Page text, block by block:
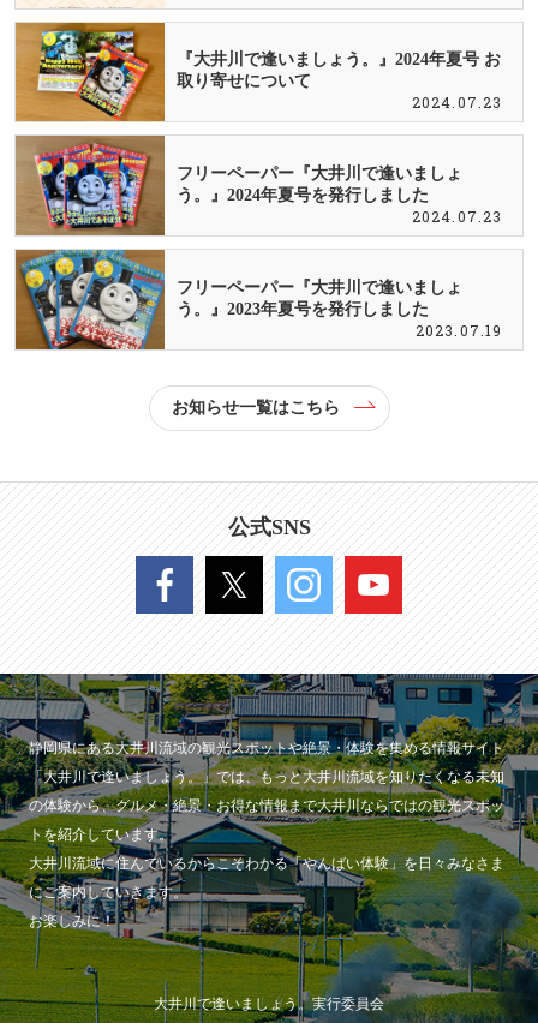
『大井川で逢いましょう。』2024年夏号 お
取り寄せについて
2024.07.23
フリーペーパー『大井川で逢いましょ
う。』2024年夏号を発行しました
2024.07.23
フリーペーパー『大井川で逢いましょ
う。』2023年夏号を発行しました
2023.07.19
お知らせ一覧はこちら
公式SNS
静岡県にある大井川流域の観光スポットや絶景・体験を集める情報サイト
「大井川で逢いましょう。」では、もっと大井川流域を知りたくなる未知
の体験から、グルメ・絶景・お得な情報まで大井川ならではの観光スポッ
トを紹介しています。
大井川流域に住んでいるからこそわかる「やんばい体験」を日々みなさま
にご案内していきます。
お楽しみに！
大井川で逢いましょう。実行委員会